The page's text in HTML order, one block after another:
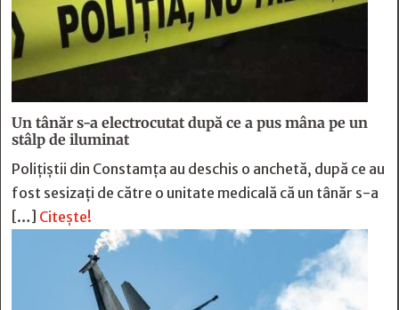
Un tânăr s-a electrocutat după ce a pus mâna pe un
stâlp de iluminat
Poliţiştii din Constamţa au deschis o anchetă, după ce au
fost sesizaţi de către o unitate medicală că un tânăr s-a
[…] Citește!